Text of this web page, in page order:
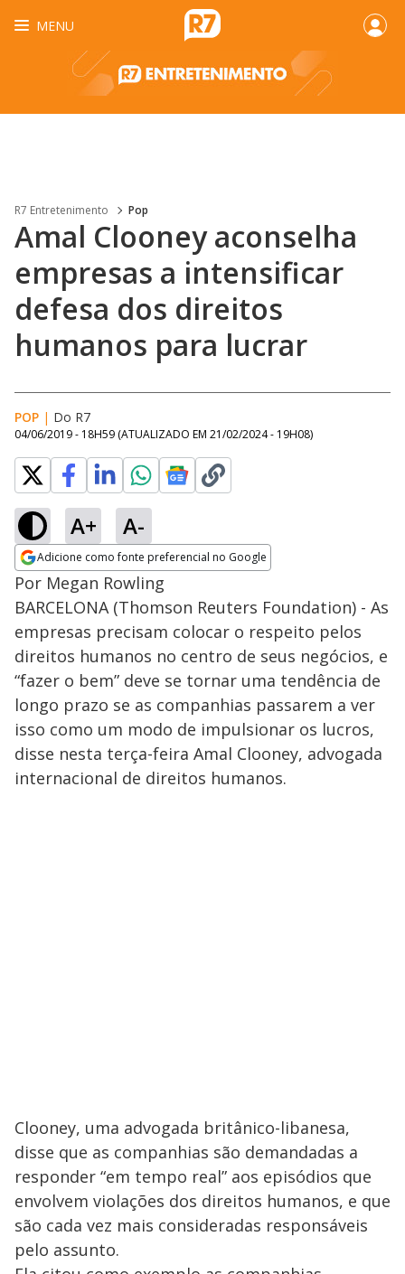
MENU
R7 Entretenimento Pop
Amal Clooney aconselha
empresas a intensificar
defesa dos direitos
humanos para lucrar
POP | Do R7
04/06/2019 - 18H59 (ATUALIZADO EM 21/02/2024 - 19H08)
A+ A-
Adicione como fonte preferencial no Google
Opens in new window
Por Megan Rowling
BARCELONA (Thomson Reuters Foundation) - As
empresas precisam colocar o respeito pelos
direitos humanos no centro de seus negócios, e
“fazer o bem” deve se tornar uma tendência de
longo prazo se as companhias passarem a ver
isso como um modo de impulsionar os lucros,
disse nesta terça-feira Amal Clooney, advogada
internacional de direitos humanos.
Clooney, uma advogada britânico-libanesa,
disse que as companhias são demandadas a
responder “em tempo real” aos episódios que
envolvem violações dos direitos humanos, e que
são cada vez mais consideradas responsáveis
pelo assunto.